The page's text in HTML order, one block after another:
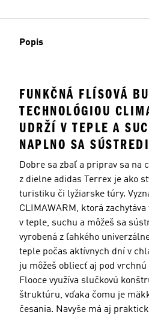
Popis
FUNKČNÁ FLÍSOVÁ
TECHNOLÓGIOU
UDRŽÍ V TEPLE A
NAPLNO SA
Dobre sa zbaľ a priprav sa na
z dielne adidas Terrex je ako
turistiku či lyžiarske túry.
CLIMAWARM, ktorá
v teple, suchu a môžeš sa
vyrobená z ľahkého
teple počas aktívnych dní v
ju môžeš obliecť aj pod
Flooce využíva slučkovú
štruktúru, vďaka čomu je
česania. Navyše má aj